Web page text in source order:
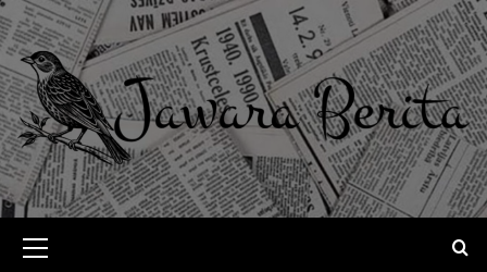
Skip
to
content
Menu